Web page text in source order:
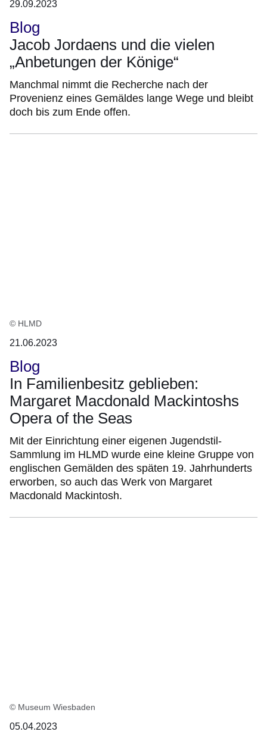
29.09.2023
Blog
Jacob Jordaens und die vielen
„Anbetungen der Könige“
Manchmal nimmt die Recherche nach der
Provenienz eines Gemäldes lange Wege und bleibt
doch bis zum Ende offen.
© HLMD
21.06.2023
Blog
In Familienbesitz geblieben:
Margaret Macdonald Mackintoshs
Opera of the Seas
Mit der Einrichtung einer eigenen Jugendstil-
Sammlung im HLMD wurde eine kleine Gruppe von
englischen Gemälden des späten 19. Jahrhunderts
erworben, so auch das Werk von Margaret
Macdonald Mackintosh.
© Museum Wiesbaden
05.04.2023